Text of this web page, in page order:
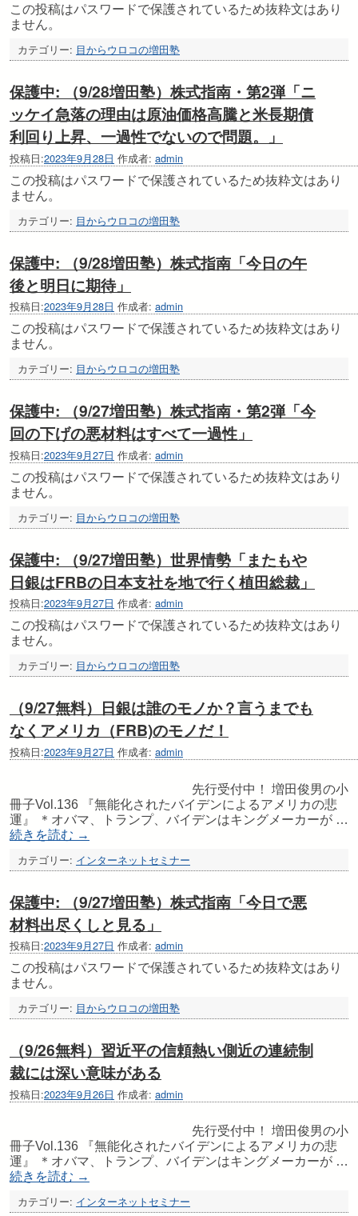
この投稿はパスワードで保護されているため抜粋文はあり
ません。
カテゴリー: 目からウロコの増田塾
保護中: （9/28増田塾）株式指南・第2弾「ニ
ッケイ急落の理由は原油価格高騰と米長期債
利回り上昇、一過性でないので問題。」
投稿日:2023年9月28日 作成者: admin
この投稿はパスワードで保護されているため抜粋文はあり
ません。
カテゴリー: 目からウロコの増田塾
保護中: （9/28増田塾）株式指南「今日の午
後と明日に期待」
投稿日:2023年9月28日 作成者: admin
この投稿はパスワードで保護されているため抜粋文はあり
ません。
カテゴリー: 目からウロコの増田塾
保護中: （9/27増田塾）株式指南・第2弾「今
回の下げの悪材料はすべて一過性」
投稿日:2023年9月27日 作成者: admin
この投稿はパスワードで保護されているため抜粋文はあり
ません。
カテゴリー: 目からウロコの増田塾
保護中: （9/27増田塾）世界情勢「またもや
日銀はFRBの日本支社を地で行く植田総裁」
投稿日:2023年9月27日 作成者: admin
この投稿はパスワードで保護されているため抜粋文はあり
ません。
カテゴリー: 目からウロコの増田塾
（9/27無料）日銀は誰のモノか？言うまでも
なくアメリカ（FRB)のモノだ！
投稿日:2023年9月27日 作成者: admin
先行受付中！ 増田俊男の小
冊子Vol.136 『無能化されたバイデンによるアメリカの悲
運』 ＊オバマ、トランプ、バイデンはキングメーカーが …
続きを読む →
カテゴリー: インターネットセミナー
保護中: （9/27増田塾）株式指南「今日で悪
材料出尽くしと見る」
投稿日:2023年9月27日 作成者: admin
この投稿はパスワードで保護されているため抜粋文はあり
ません。
カテゴリー: 目からウロコの増田塾
（9/26無料）習近平の信頼熱い側近の連続制
裁には深い意味がある
投稿日:2023年9月26日 作成者: admin
先行受付中！ 増田俊男の小
冊子Vol.136 『無能化されたバイデンによるアメリカの悲
運』 ＊オバマ、トランプ、バイデンはキングメーカーが …
続きを読む →
カテゴリー: インターネットセミナー